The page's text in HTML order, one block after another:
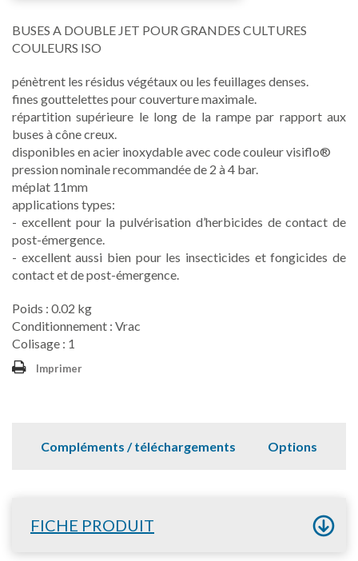
BUSES A DOUBLE JET POUR GRANDES CULTURES
COULEURS ISO
pénètrent les résidus végétaux ou les feuillages denses.
fines gouttelettes pour couverture maximale.
répartition supérieure le long de la rampe par rapport aux
buses à cône creux.
disponibles en acier inoxydable avec code couleur visiflo®
pression nominale recommandée de 2 à 4 bar.
méplat 11mm
applications types:
- excellent pour la pulvérisation d’herbicides de contact de
post-émergence.
- excellent aussi bien pour les insecticides et fongicides de
contact et de post-émergence.
Poids : 0.02 kg
Conditionnement : Vrac
Colisage : 1
Imprimer
Compléments / téléchargements Options
FICHE PRODUIT